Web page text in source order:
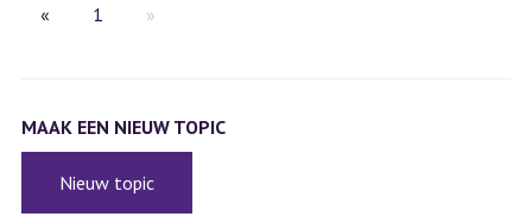
« 1 »
MAAK EEN NIEUW TOPIC
Nieuw topic